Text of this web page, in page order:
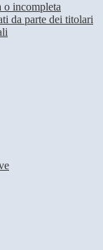
o incompleta
da parte dei titolari